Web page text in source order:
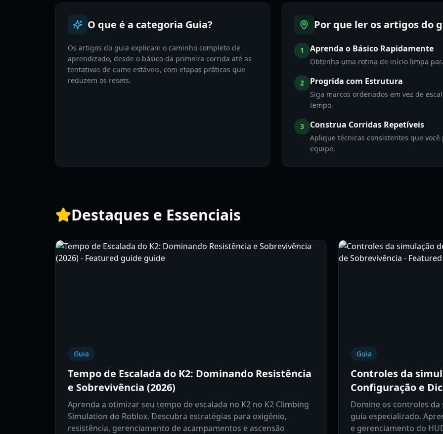
O que é a categoria Guia?
Os artigos do guia explicam o caminho completo de
aprendizado, desde o básico da primeira corrida até as
tentativas de cume estáveis, com etapas práticas que
reduzem os resets.
Por que ler os artigos do
1 Aprenda o Básico Rapidamente
Obtenha uma rotina de início limpa
2 Progrida com Estrutura
Siga marcos ordenados em vez de
tempo.
3 Construa Corridas Repetíveis
Aplique técnicas consistentes que
equipe.
Destaques e Essenciais
Guia
Tempo de Escalada do K2: Dominando Resistência
e Sobrevivência (2026)
Aprenda a otimizar seu tempo de escalada no K2 no K2 Climbing
Simulation do Roblox. Descubra estratégias para oxigênio,
resistência, gerenciamento de acampamentos e ascensão
Guia
Controles da
Configuração e
Domine os controles da
guia especializado.
e gerenciamento do